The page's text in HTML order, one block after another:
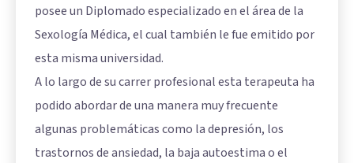
posee un Diplomado especializado en el área de la
Sexología Médica, el cual también le fue emitido por
esta misma universidad.
A lo largo de su carrer profesional esta terapeuta ha
podido abordar de una manera muy frecuente
algunas problemáticas como la depresión, los
trastornos de ansiedad, la baja autoestima o el